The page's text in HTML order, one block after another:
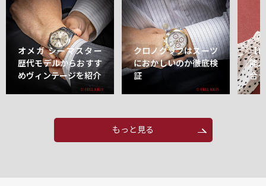
オメガ シーマスター
歴代モデルからおすす
めヴィンテージを紹介
クロノグラフはスーツ
におかしいのか徹底検
証
【
能
合
もっと見る